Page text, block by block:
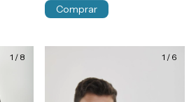
Comprar
1 / 8 1 / 6